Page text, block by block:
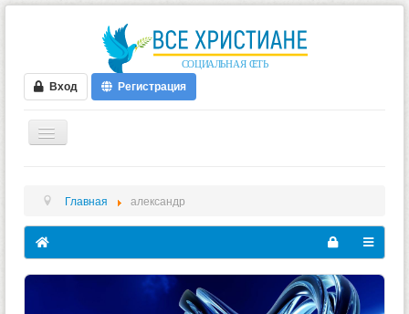
Вход Регистрация
ФОРУМ
ВИДЕО
БЛОГИ
Главная александр